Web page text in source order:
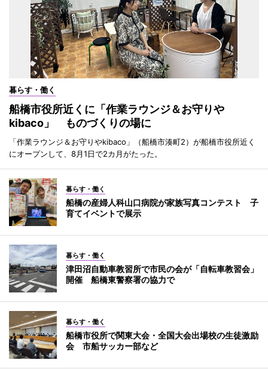
暮らす・働く
船橋市役所近くに「作業ラウンジ＆お守りや
kibaco」 ものづくりの場に
「作業ラウンジ＆お守りやkibaco」（船橋市湊町2）が船橋市役所近く
にオープンして、8月1日で2カ月がたった。
暮らす・働く
船橋の産婦人科山口病院が家族写真コンテスト 子
育てイベントで展示
暮らす・働く
津田沼自動車教習所で市民の会が「自転車教習会」
開催 船橋東警察署の協力で
暮らす・働く
船橋市役所で関東大会・全国大会出場校の生徒激励
会 市船サッカー部など